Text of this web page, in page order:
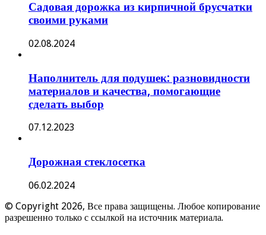
Садовая дорожка из кирпичной брусчатки
своими руками
02.08.2024
Наполнитель для подушек: разновидности
материалов и качества, помогающие
сделать выбор
07.12.2023
Дорожная стеклосетка
06.02.2024
© Copyright 2026, Все права защищены. Любое копирование
разрешенно только с ссылкой на источник материала.